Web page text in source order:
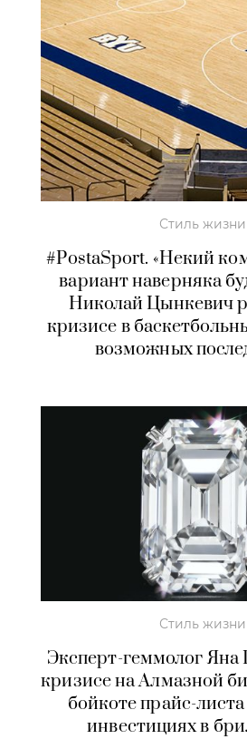
Стиль жизни
#PostaSport. «Некий
вариант наверняка
Николай Цынкевич
кризисе в
возможных
Стиль жизни
Эксперт-геммолог
кризисе на Алмазной
бойкоте прайс-
инвестициях в